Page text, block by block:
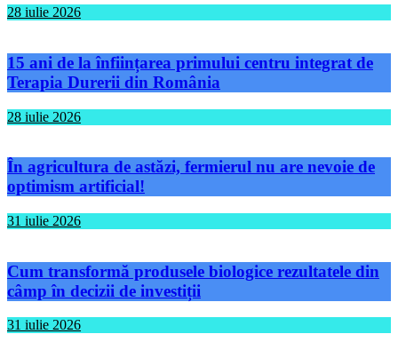
28 iulie 2026
15 ani de la înființarea primului centru integrat de
Terapia Durerii din România
28 iulie 2026
În agricultura de astăzi, fermierul nu are nevoie de
optimism artificial!
31 iulie 2026
Cum transformă produsele biologice rezultatele din
câmp în decizii de investiții
31 iulie 2026